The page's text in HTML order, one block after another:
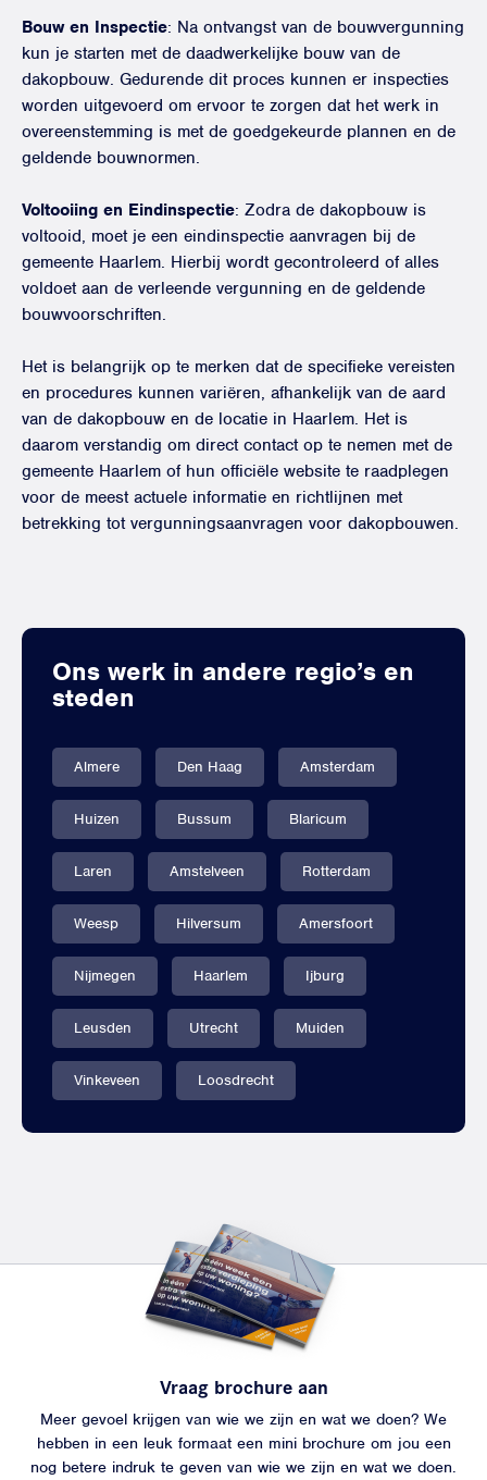
Bouw en Inspectie: Na ontvangst van de bouwvergunning
kun je starten met de daadwerkelijke bouw van de
dakopbouw. Gedurende dit proces kunnen er inspecties
worden uitgevoerd om ervoor te zorgen dat het werk in
overeenstemming is met de goedgekeurde plannen en de
geldende bouwnormen.
Voltooiing en Eindinspectie: Zodra de dakopbouw is
voltooid, moet je een eindinspectie aanvragen bij de
gemeente Haarlem. Hierbij wordt gecontroleerd of alles
voldoet aan de verleende vergunning en de geldende
bouwvoorschriften.
Het is belangrijk op te merken dat de specifieke vereisten
en procedures kunnen variëren, afhankelijk van de aard
van de dakopbouw en de locatie in Haarlem. Het is
daarom verstandig om direct contact op te nemen met de
gemeente Haarlem of hun officiële website te raadplegen
voor de meest actuele informatie en richtlijnen met
betrekking tot vergunningsaanvragen voor dakopbouwen.
Ons werk in andere regio’s en
steden
Almere Den Haag Amsterdam
Huizen Bussum Blaricum
Laren Amstelveen Rotterdam
Weesp Hilversum Amersfoort
Nijmegen Haarlem Ijburg
Leusden Utrecht Muiden
Vinkeveen Loosdrecht
Vraag brochure aan
Meer gevoel krijgen van wie we zijn en wat we doen? We
hebben in een leuk formaat een mini brochure om jou een
nog betere indruk te geven van wie we zijn en wat we doen.